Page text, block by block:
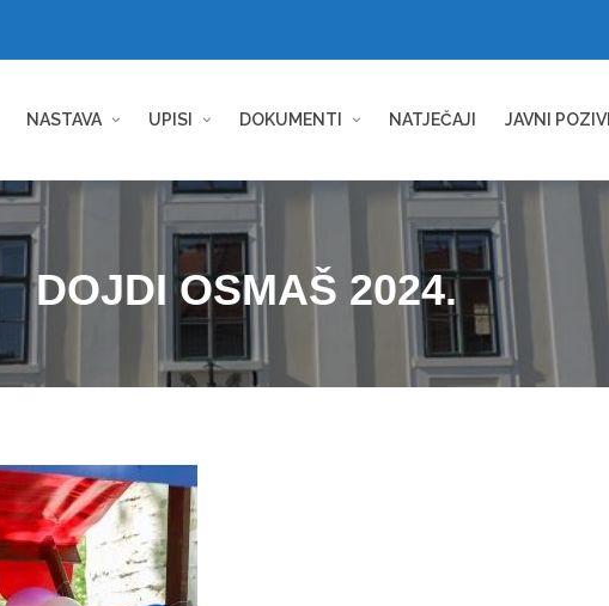
NASTAVA UPISI DOKUMENTI NATJEČAJI JAVNI POZIVI
DOJDI OSMAŠ 2024.